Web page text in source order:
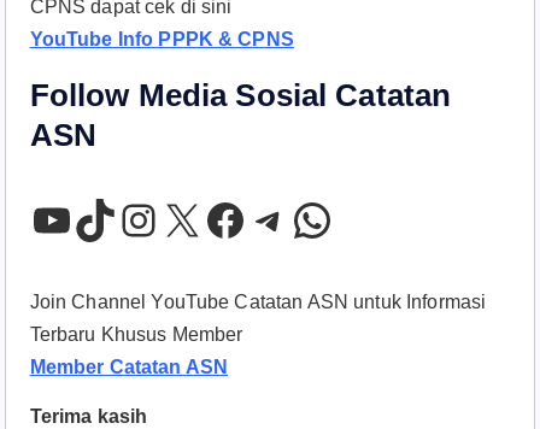
CPNS dapat cek di sini
YouTube Info PPPK & CPNS
Follow Media Sosial Catatan
ASN
YouTube TikTok Instagram X Facebook Telegram WhatsApp
Join Channel YouTube Catatan ASN untuk Informasi
Terbaru Khusus Member
Member Catatan ASN
Terima kasih